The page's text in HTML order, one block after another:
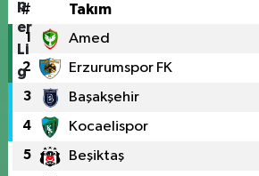
# Takım
1 Amed
2 Erzurumspor FK
3 Başakşehir
4 Kocaelispor
5 Beşiktaş